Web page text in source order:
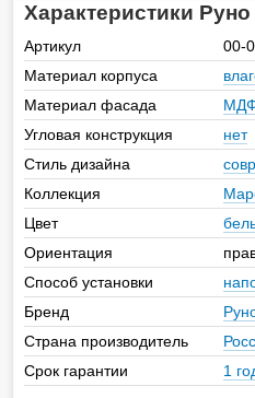
Характеристики Руно
Артикул
00-
Материал корпуса
Материал фасада
Угловая конструкция
нет
Стиль дизайна
Коллекция
Цвет
Ориентация
Способ установки
Бренд
Страна производитель
Срок гарантии
1